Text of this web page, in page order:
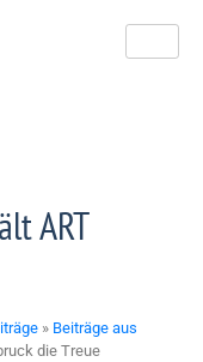
ART
» Beiträge aus
die Treue